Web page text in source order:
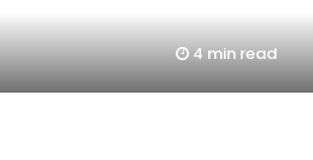
4 minread